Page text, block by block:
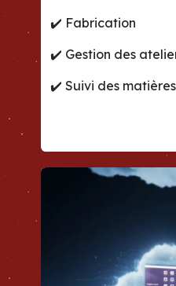
✔️ Fabrication
✔️ Gestion des
✔️Suivi des